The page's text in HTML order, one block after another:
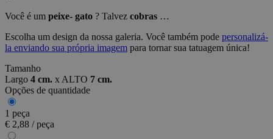
Você é um peixe- gato ? Talvez cobras …
Escolha um design da nossa galeria. Você também pode personalizá-
la enviando sua própria imagem para tornar sua tatuagem única!
Tamanho
Largo 4 cm. x ALTO 7 cm.
Opções de quantidade
1 peça
€ 2,88 / peça